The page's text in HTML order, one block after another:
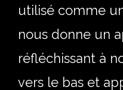
utilisé comme
nous donne un
réfléchissant à
vers le bas et